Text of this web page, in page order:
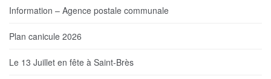
Information – Agence postale communale
Plan canicule 2026
Le 13 Juillet en fête à Saint-Brès